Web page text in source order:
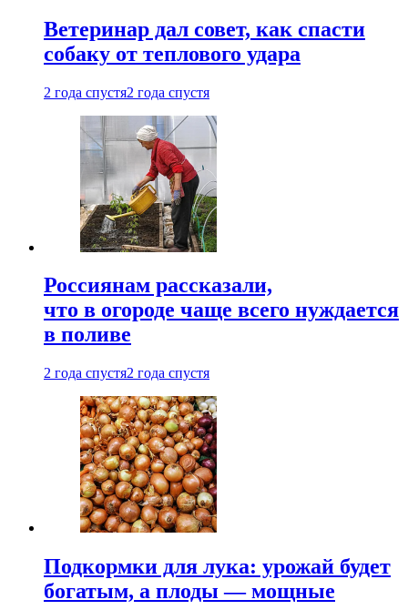
Ветеринар дал совет, как спасти
собаку от теплового удара
2 года спустя2 года спустя
Россиянам рассказали,
что в огороде чаще всего нуждается
в поливе
2 года спустя2 года спустя
Подкормки для лука: урожай будет
богатым, а плоды — мощные